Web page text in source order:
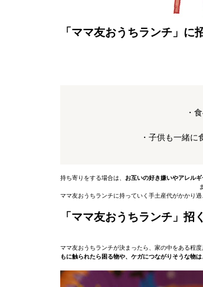
「ママ友おうちランチ」に
・
・子供も一緒
持ち寄りをする場合は、 お互いの好き嫌いやアレル
ママ友おうちランチに持っていく手土産代がかかり
「ママ友おうちランチ」招
ママ友おうちランチが決まったら、家の中をある程
もに触られたら困る物や、ケガにつながりそうな物